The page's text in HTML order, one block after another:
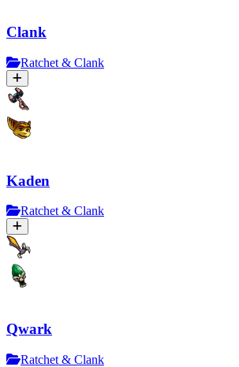
Clank
Ratchet & Clank
Kaden
Ratchet & Clank
Qwark
Ratchet & Clank